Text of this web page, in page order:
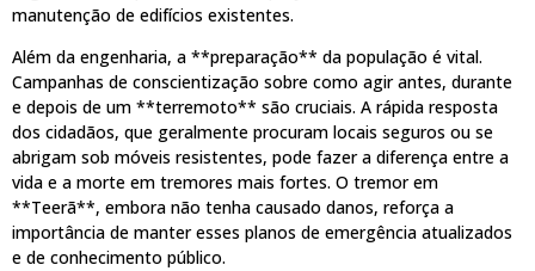
manutenção de edifícios existentes.
Além da engenharia, a **preparação** da população é vital.
Campanhas de conscientização sobre como agir antes, durante
e depois de um **terremoto** são cruciais. A rápida resposta
dos cidadãos, que geralmente procuram locais seguros ou se
abrigam sob móveis resistentes, pode fazer a diferença entre a
vida e a morte em tremores mais fortes. O tremor em
**Teerã**, embora não tenha causado danos, reforça a
importância de manter esses planos de emergência atualizados
e de conhecimento público.